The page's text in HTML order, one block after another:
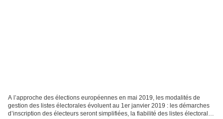
A l’approche des élections européennes en mai 2019, les modalités de
gestion des listes électorales évoluent au 1er janvier 2019 : les démarches
d’inscription des électeurs seront simplifiées, la fiabilité des listes électorales